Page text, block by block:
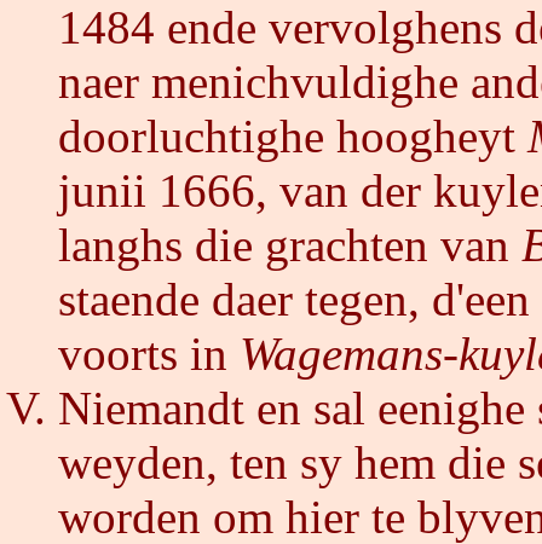
1484 ende vervolghens
naer menichvuldighe
doorluchtighe hoogheyt
junii 1666, van der
langhs die grachten van
staende daer tegen,
voorts in Wagemans-
Niemandt en sal eenighe
weyden, ten sy hem die
worden om hier te